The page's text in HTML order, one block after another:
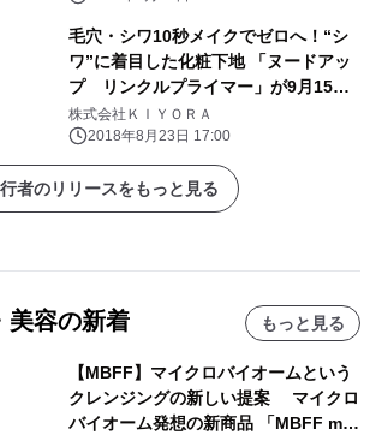
毛穴・シワ10秒メイクでゼロへ！“シ
ワ”に着目した化粧下地 「ヌードアッ
プ リンクルプライマー」が9月15日
に新発売！
株式会社ＫＩＹＯＲＡ
2018年8月23日 17:00
者のリリースをもっと見る
美容の新着 もっと見る
【MBFF】マイクロバイオームという
クレンジングの新しい提案 マイクロ
バイオーム発想の新商品 「MBFF mb